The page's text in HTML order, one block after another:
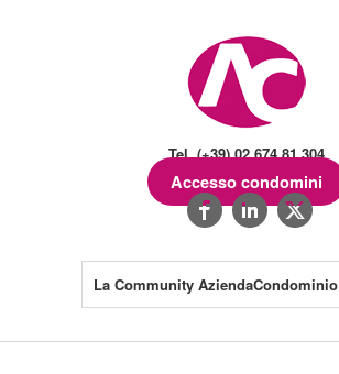
Tel. (+39) 02.674.81.304
Accesso condomini
La Community AziendaCondominio